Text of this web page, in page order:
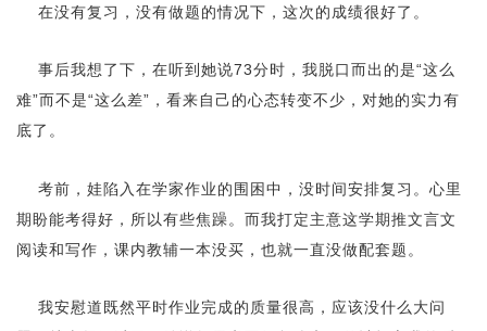
在没有复习，没有做题的情况下，这次的成绩很好了。
事后我想了下，在听到她说73分时，我脱口而出的是“这么
难”而不是“这么差”，看来自己的心态转变不少，对她的实力有
底了。
考前，娃陷入在学家作业的围困中，没时间安排复习。心里
期盼能考得好，所以有些焦躁。而我打定主意这学期推文言文
阅读和写作，课内教辅一本没买，也就一直没做配套题。
我安慰道既然平时作业完成的质量很高，应该没什么大问